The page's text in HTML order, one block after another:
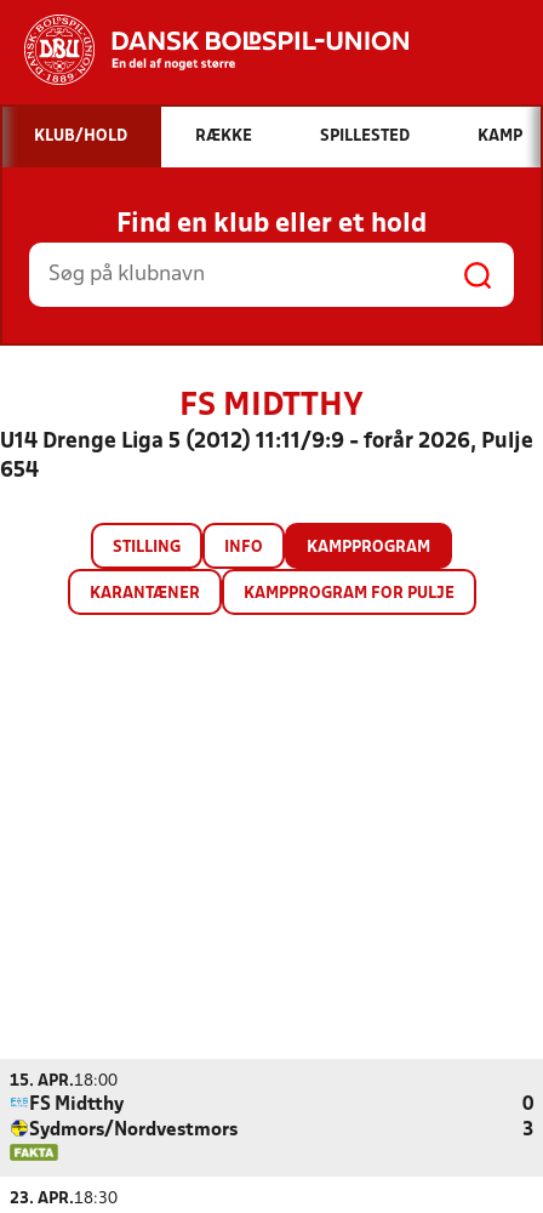
Hvad vil du søge efter?
INDHOLD OG NYHEDER
STILLINGER, RESULTATER, KLUBBER OG
HOLD
KLUB/HOLD RÆKKE SPILLESTED KAMP
Find en klub eller et hold
FS MIDTTHY
U14 Drenge Liga 5 (2012) 11:11/9:9 - forår 2026, Pulje
654
STILLING INFO KAMPPROGRAM
KARANTÆNER KAMPPROGRAM FOR PULJE
15. APR.18:00
FS Midtthy
0
Sydmors/Nordvestmors
3
23. APR.18:30